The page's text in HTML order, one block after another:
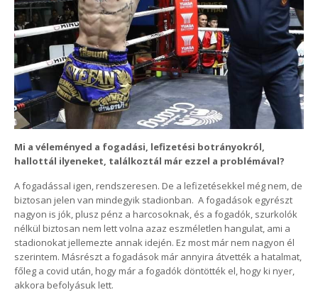
Mi a véleményed a fogadási, lefizetési botrányokról,
hallottál ilyeneket, találkoztál már ezzel a problémával?
A fogadással igen, rendszeresen. De a lefizetésekkel még nem, de
biztosan jelen van mindegyik stadionban. A fogadások egyrészt
nagyon is jók, plusz pénz a harcosoknak, és a fogadók, szurkolók
nélkül biztosan nem lett volna azaz eszméletlen hangulat, ami a
stadionokat jellemezte annak idején. Ez most már nem nagyon él
szerintem. Másrészt a fogadások már annyira átvették a hatalmat,
főleg a covid után, hogy már a fogadók döntötték el, hogy ki nyer,
akkora befolyásuk lett.